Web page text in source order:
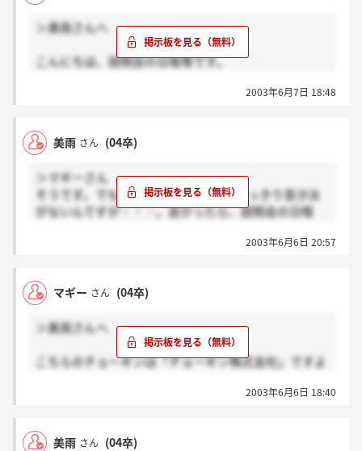
＞美雨さんへ
こんにちは、説明会の日程等です。
両日とも13：00～です。
TELかFAXでの予約となってます。
で、
美雨さんにも案内メールが来てもおかしくはないと思
うのですが・・・
2003年6月7日 18:48
美雨 さん (04卒)
＞マギーさん
そうです。でも、4月にエントリーしたっきり音沙汰
がないんですが・・・。良かったら、説明会の日程
2003年6月6日 20:57
マギー さん (04卒)
＞美雨さんへ
こちらのチョーギンは「チョーギン株式会社」ですよ
もしそうであれば、会社説明会の案内が直メールで来
違う会社であれば、混乱させる内容ですみません。
2003年6月6日 18:40
美雨 さん (04卒)